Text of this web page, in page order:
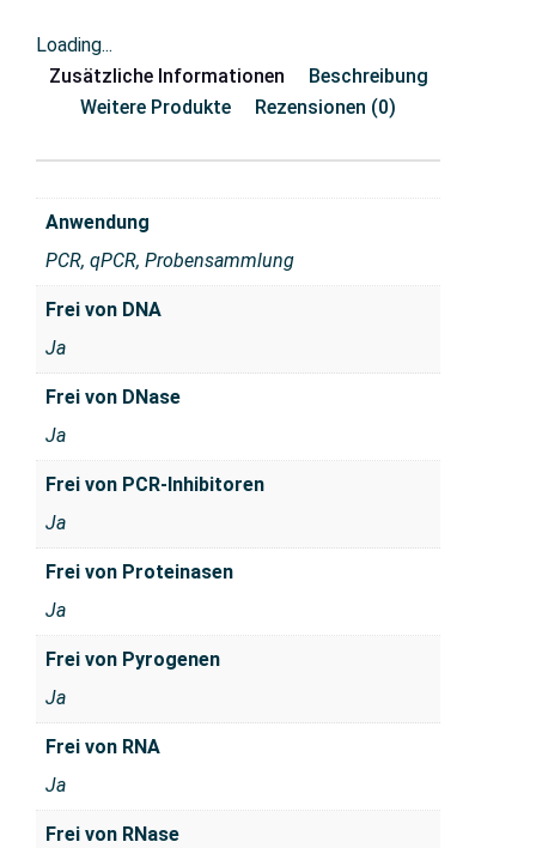
Loading...
Zusätzliche Informationen
Beschreibung
Weitere Produkte
Rezensionen (0)
Anwendung
PCR, qPCR, Probensammlung
Frei von DNA
Ja
Frei von DNase
Ja
Frei von PCR-Inhibitoren
Ja
Frei von Proteinasen
Ja
Frei von Pyrogenen
Ja
Frei von RNA
Ja
Frei von RNase